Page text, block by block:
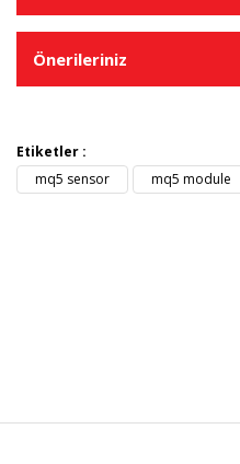
Önerileriniz
Etiketler :
mq5 sensor
mq5 module